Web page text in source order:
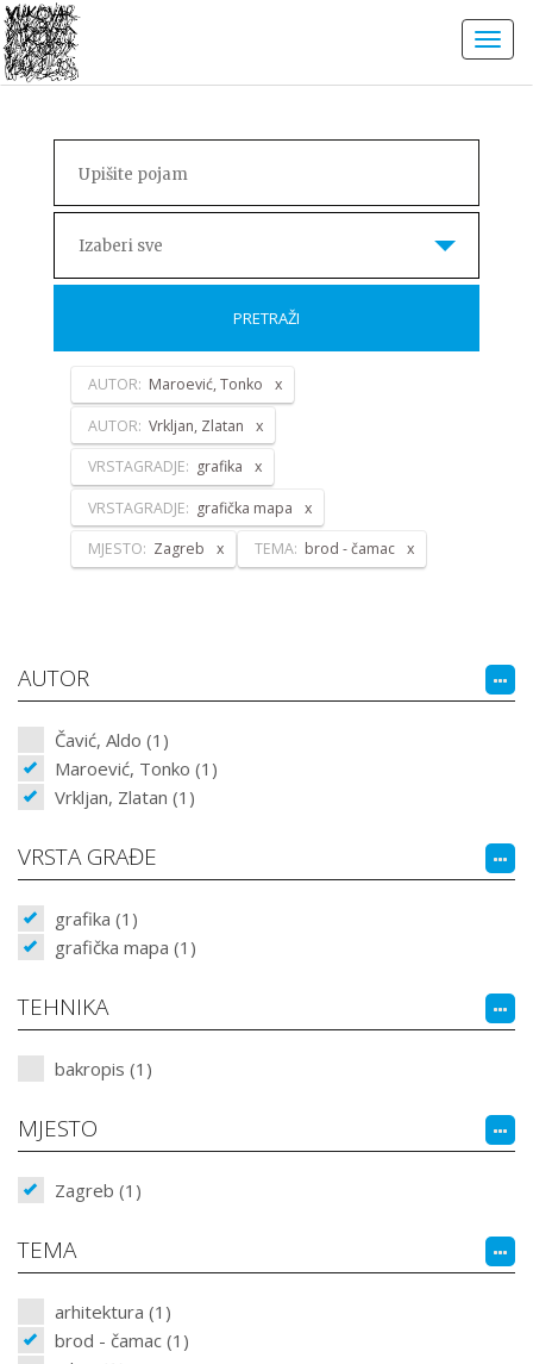
Izaberi sve
PRETRAŽI
AUTOR: Maroević, Tonko
AUTOR: Vrkljan, Zlatan
VRSTAGRADJE: grafika
VRSTAGRADJE: grafička mapa
MJESTO: Zagreb TEMA: brod - čamac
AUTOR
Čavić, Aldo (1)
Maroević, Tonko (1)
Vrkljan, Zlatan (1)
VRSTA GRAĐE
grafika (1)
grafička mapa (1)
TEHNIKA
bakropis (1)
MJESTO
Zagreb (1)
TEMA
arhitektura (1)
brod - čamac (1)